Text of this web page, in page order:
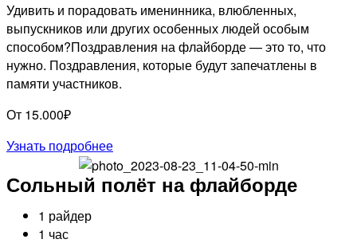
Удивить и порадовать именинника, влюбленных,
выпускников или других особенных людей особым
способом?Поздравления на флайборде — это то, что
нужно. Поздравления, которые будут запечатлены в
памяти участников.
От 15.000₽
Узнать подробнее
Сольный полёт на флайборде
1 райдер
1 час